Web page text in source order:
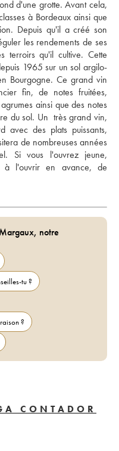
d'une grotte. Avant cela,
à Bordeaux ainsi que
Depuis qu'il a créé son
les rendements de ses
terroirs qu'il cultive. Cette
1965 sur un sol argilo-
Bourgogne. Ce grand vin
fin, de notes fruitées,
ainsi que des notes
du sol. Un  très grand vin,
avec des plats puissants,
de nombreuses années
Si vous l'ouvrez jeune,
l'ouvrir en avance, de
notre
tu ?
?
CONTADOR